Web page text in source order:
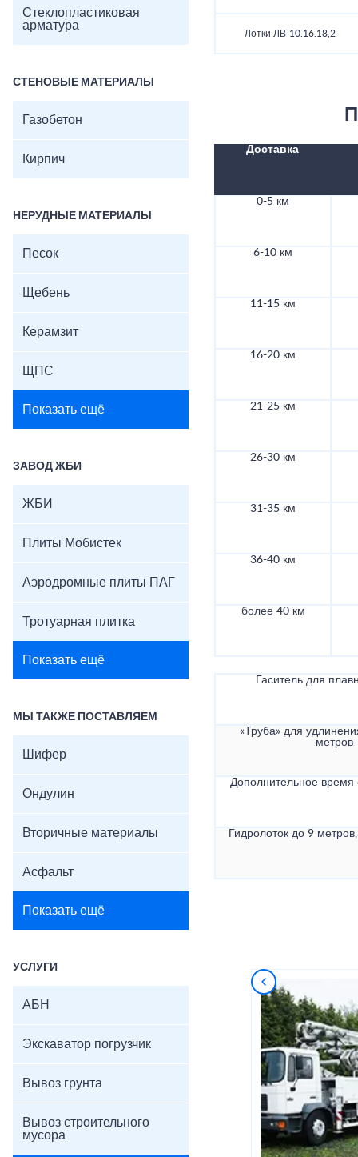
Стеклопластиковая
арматура
СТЕНОВЫЕ МАТЕРИАЛЫ
Газобетон
Кирпич
НЕРУДНЫЕ МАТЕРИАЛЫ
Песок
Щебень
Керамзит
ЩПС
Показать ещё
ЗАВОД ЖБИ
ЖБИ
Плиты Мобистек
Аэродромные плиты ПАГ
Тротуарная плитка
Показать ещё
МЫ ТАКЖЕ ПОСТАВЛЯЕМ
Шифер
Ондулин
Вторичные материалы
Асфальт
Показать ещё
УСЛУГИ
АБН
Экскаватор погрузчик
Вывоз грунта
Вывоз строительного
мусора
Лотки ЛВ-10.16.18,2
Доставка
0-5 км
6-10 км
11-15 км
16-20 км
21-25 км
26-30 км
31-35 км
36-40 км
более 40 км
Гаситель для
«Труба» для
метров
Дополнительное
Гидролоток до 9